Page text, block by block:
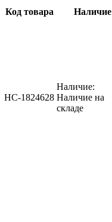
Код товара Наличие
НС-1824628
Наличие:
Наличие на
складе